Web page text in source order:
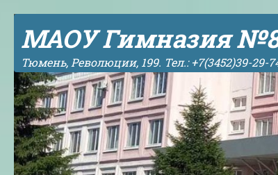
МАОУ Гимназия
Тюмень, Революции, 199. Тел.: +7(3452)39-29-